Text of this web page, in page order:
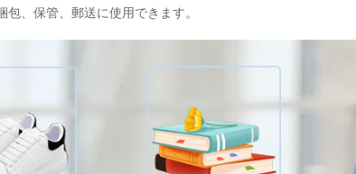
、保管、郵送に使用できます。